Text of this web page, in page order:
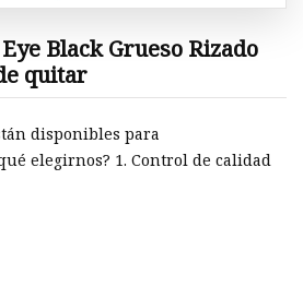
Black Grueso Rizado
quitar
disponibles para
elegirnos? 1. Control de calidad